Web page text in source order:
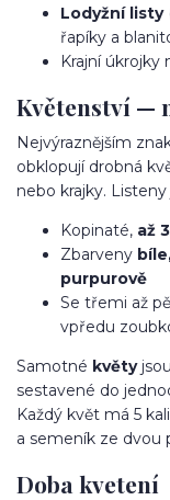
Lodyžní listy
řapíky a
Krajní
Květenství —
Nejvýraznějším
obklopují drobná
nebo krajky. Listeny
Kopinaté, až
Zbarveny
purpurově
Se třemi až
vpředu
Samotné květy
sestavené do
Každý květ má 5
a semeník ze dvou
Doba kvetení